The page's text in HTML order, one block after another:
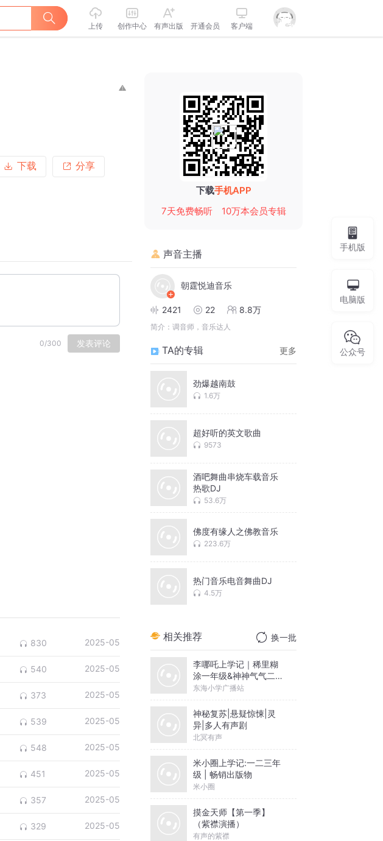
上传 创作中心 有声出版 开通会员 客户端
下载 分享
0/300 发表评论
830 2025-05
540 2025-05
373 2025-05
539 2025-05
548 2025-05
451 2025-05
357 2025-05
329 2025-05
下载手机APP
7天免费畅听
10万本会员专辑
声音主播
朝霆悦迪音乐
2421 22 8.8万
简介： 调音师，音乐达人
TA的专辑 更多
劲爆越南鼓
1.6万
超好听的英文歌曲
9573
酒吧舞曲串烧车载音乐
热歌DJ
53.6万
佛度有缘人之佛教音乐
223.6万
热门音乐电音舞曲DJ
4.5万
相关推荐 换一批
李哪吒上学记｜稀里糊
涂一年级&神神气气二年
级
东海小学广播站
神秘复苏|悬疑惊悚|灵
异|多人有声剧
北冥有声
米小圈上学记:一二三年
级 | 畅销出版物
米小圈
摸金天师【第一季】
（紫襟演播）
有声的紫襟
手机版
电脑版
公众号